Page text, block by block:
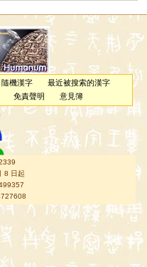
隨機漢字
最近被搜索的漢字
免責聲明 意見簿
8 日起